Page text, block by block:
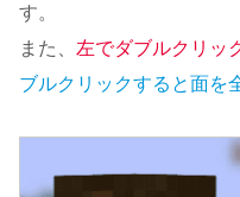
す。
また、 左でダブルクリッ
ブルクリックすると面を